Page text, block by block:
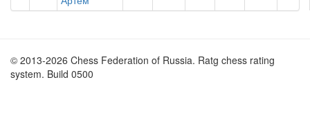
© 2013-2026 Chess Federation of Russia. Ratg chess rating
system. Build 0500